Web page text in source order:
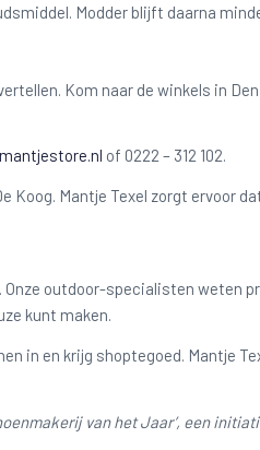
Modder blijft daarna
Kom naar de winkels in
of 0222 – 312 102.
Koog. Mantje Texel zorgt ervoor
outdoor-specialisten weten
kunt maken.
in en krijg shoptegoed. Mantje
van het Jaar’, een